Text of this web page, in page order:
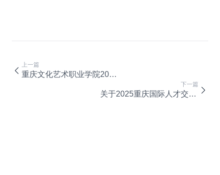
上一篇
重庆文化艺术职业学院2025重庆国际人才交流大会考核招聘高层次和紧缺人才面试成绩公布表
下一篇
关于2025重庆国际人才交流大会考核招聘高层次和紧缺人才面试的通知